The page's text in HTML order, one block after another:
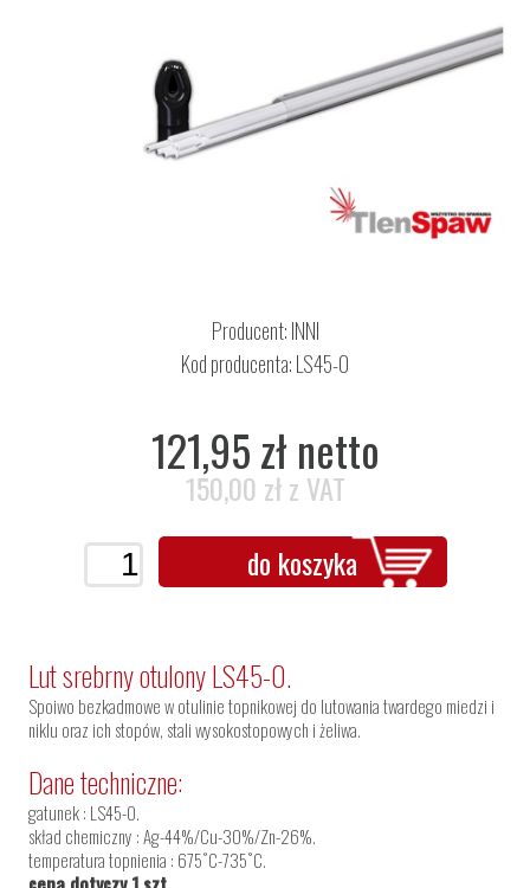
Producent:INNI
Kod producenta: LS45-0
121,95 zł netto
150,00 zł z VAT
do koszyka
Lut srebrny otulony LS45-0.
Spoiwo bezkadmowe w otulinie topnikowej do lutowania twardego miedzi i
niklu oraz ich stopów, stali wysokostopowych i żeliwa.
Dane techniczne:
gatunek : LS45-0.
skład chemiczny : Ag-44%/Cu-30%/Zn-26%.
temperatura topnienia : 675˚C-735˚C.